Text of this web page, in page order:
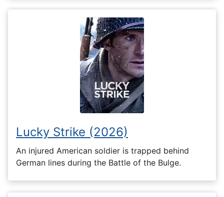
Lucky Strike (2026)
An injured American soldier is trapped behind
German lines during the Battle of the Bulge.